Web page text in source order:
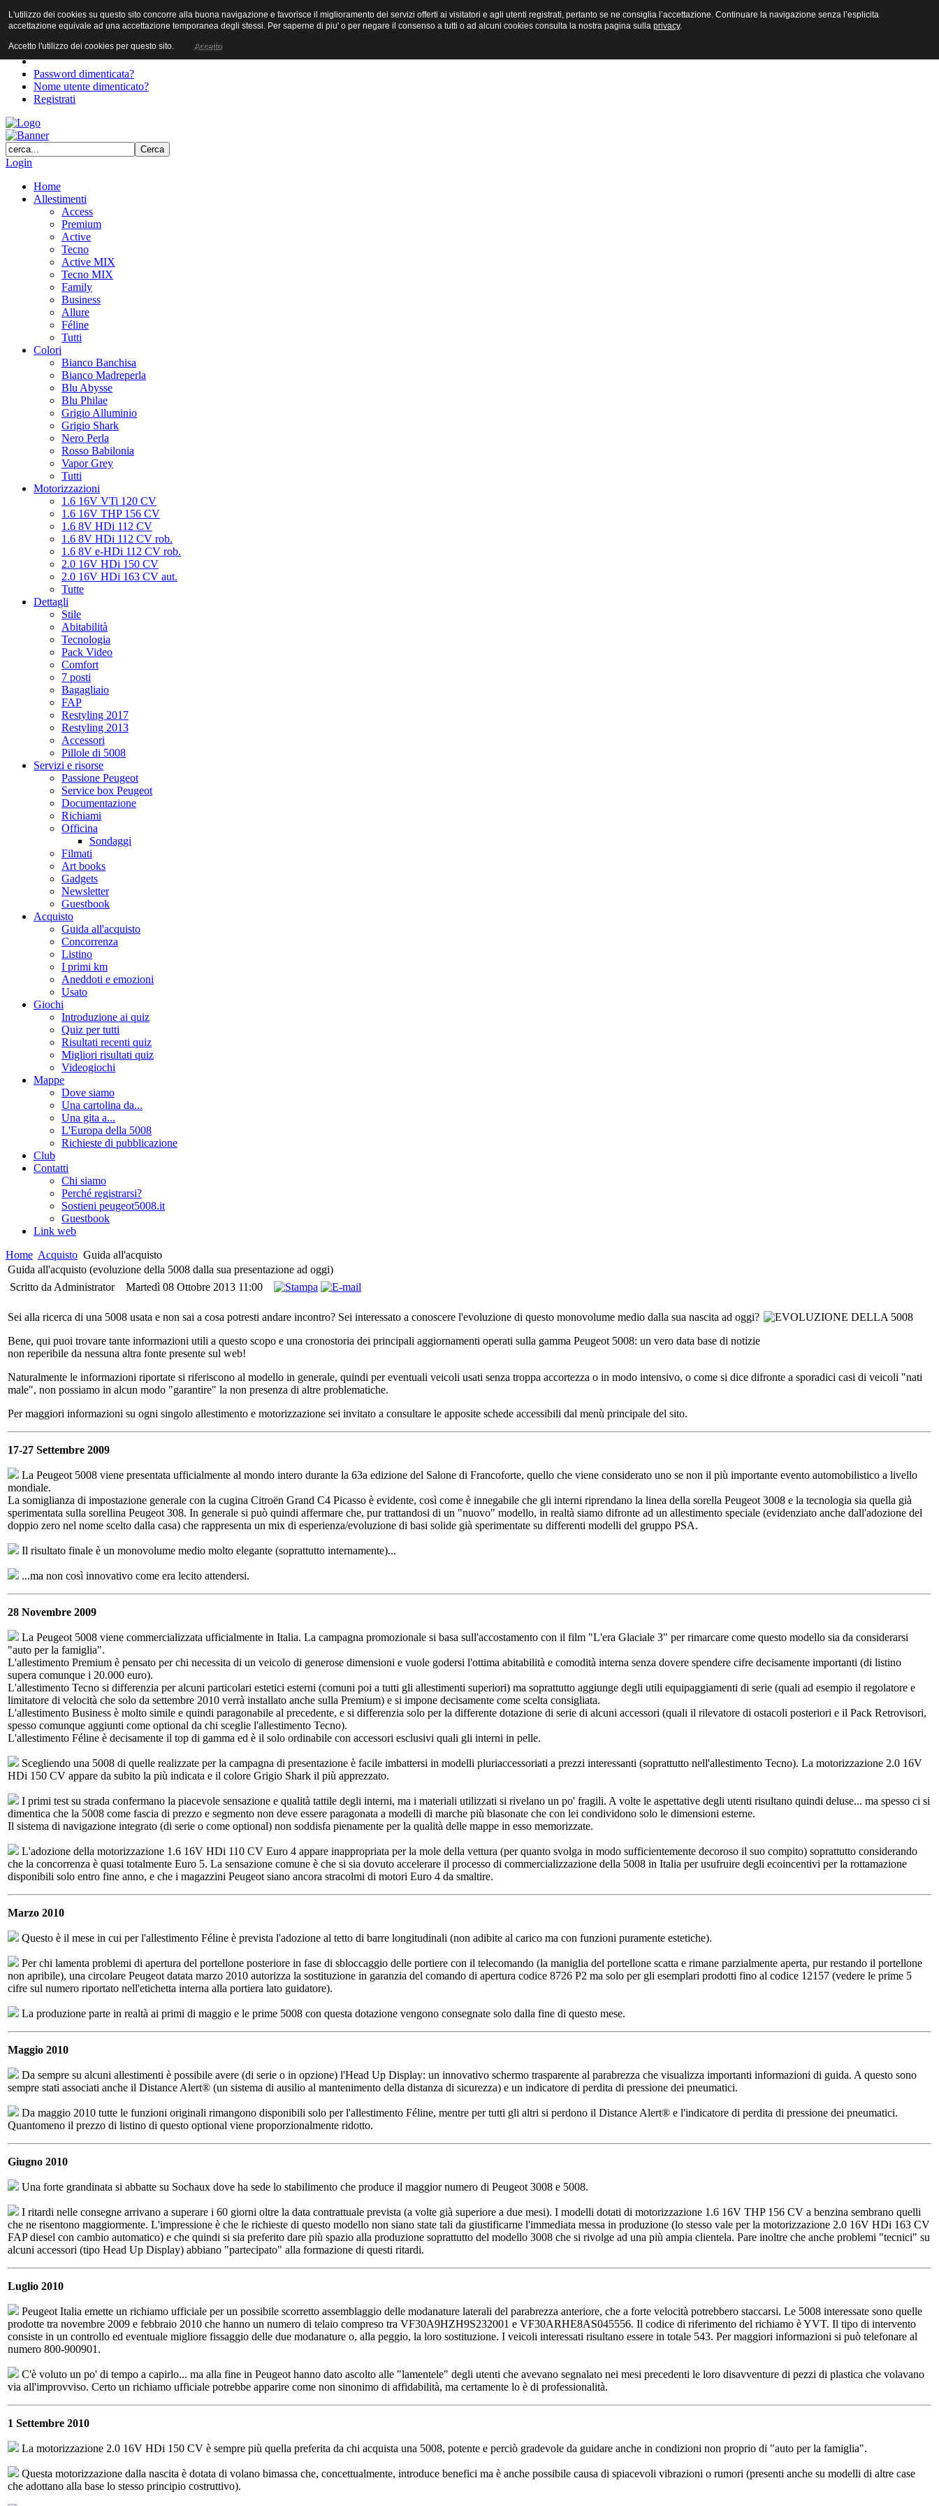
User
Password
Password dimenticata?
Nome utente dimenticato?
Registrati
Login
Home
Allestimenti
Access
Premium
Active
Tecno
Active MIX
Tecno MIX
Family
Business
Allure
Féline
Tutti
Colori
Bianco Banchisa
Bianco Madreperla
Blu Abysse
Blu Philae
Grigio Alluminio
Grigio Shark
Nero Perla
Rosso Babilonia
Vapor Grey
Tutti
Motorizzazioni
1.6 16V VTi 120 CV
1.6 16V THP 156 CV
1.6 8V HDi 112 CV
1.6 8V HDi 112 CV rob.
1.6 8V e-HDi 112 CV rob.
2.0 16V HDi 150 CV
2.0 16V HDi 163 CV aut.
Tutte
Dettagli
Stile
Abitabilità
Tecnologia
Pack Video
Comfort
7 posti
Bagagliaio
FAP
Restyling 2017
Restyling 2013
Accessori
Pillole di 5008
Servizi e risorse
Passione Peugeot
Service box Peugeot
Documentazione
Richiami
Officina
Sondaggi
Filmati
Art books
Gadgets
Newsletter
Guestbook
Acquisto
Guida all'acquisto
Concorrenza
Listino
I primi km
Aneddoti e emozioni
Usato
Giochi
Introduzione ai quiz
Quiz per tutti
Risultati recenti quiz
Migliori risultati quiz
Videogiochi
Mappe
Dove siamo
Una cartolina da...
Una gita a...
L'Europa della 5008
Richieste di pubblicazione
Club
Contatti
Chi siamo
Perché registrarsi?
Sostieni peugeot5008.it
Guestbook
Link web
Home Acquisto Guida all'acquisto
Guida all'acquisto (evoluzione della 5008 dalla sua presentazione ad oggi)
Scritto da Administrator
Martedì 08 Ottobre 2013 11:00
Sei alla ricerca di una 5008 usata e non sai a cosa potresti andare incontro? Sei interessato a conoscere l'evoluzione di questo monovolume medio dalla sua nascita ad oggi?
Bene, qui puoi trovare tante informazioni utili a questo scopo e una cronostoria dei principali aggiornamenti operati sulla gamma Peugeot 5008: un vero data base di notizie
non reperibile da nessuna altra fonte presente sul web!
Naturalmente le informazioni riportate si riferiscono al modello in generale, quindi per eventuali veicoli usati senza troppa accortezza o in modo intensivo, o come si dice difronte a sporadici casi di veicoli "nati
male", non possiamo in alcun modo "garantire" la non presenza di altre problematiche.
Per maggiori informazioni su ogni singolo allestimento e motorizzazione sei invitato a consultare le apposite schede accessibili dal menù principale del sito.
17-27 Settembre 2009
La Peugeot 5008 viene presentata ufficialmente al mondo intero durante la 63a edizione del Salone di Francoforte, quello che viene considerato uno se non il più importante evento automobilistico a livello
mondiale.
La somiglianza di impostazione generale con la cugina Citroën Grand C4 Picasso è evidente, così come è innegabile che gli interni riprendano la linea della sorella Peugeot 3008 e la tecnologia sia quella già
sperimentata sulla sorellina Peugeot 308. In generale si può quindi affermare che, pur trattandosi di un "nuovo" modello, in realtà siamo difronte ad un allestimento speciale (evidenziato anche dall'adozione del
doppio zero nel nome scelto dalla casa) che rappresenta un mix di esperienza/evoluzione di basi solide già sperimentate su differenti modelli del gruppo PSA.
Il risultato finale è un monovolume medio molto elegante (soprattutto internamente)...
...ma non così innovativo come era lecito attendersi.
28 Novembre 2009
La Peugeot 5008 viene commercializzata ufficialmente in Italia. La campagna promozionale si basa sull'accostamento con il film "L'era Glaciale 3" per rimarcare come questo modello sia da considerarsi
"auto per la famiglia".
L'allestimento Premium è pensato per chi necessita di un veicolo di generose dimensioni e vuole godersi l'ottima abitabilità e comodità interna senza dovere spendere cifre decisamente importanti (di listino
supera comunque i 20.000 euro).
L'allestimento Tecno si differenzia per alcuni particolari estetici esterni (comuni poi a tutti gli allestimenti superiori) ma soprattutto aggiunge degli utili equipaggiamenti di serie (quali ad esempio il regolatore e
limitatore di velocità che solo da settembre 2010 verrà installato anche sulla Premium) e si impone decisamente come scelta consigliata.
L'allestimento Business è molto simile e quindi paragonabile al precedente, e si differenzia solo per la differente dotazione di serie di alcuni accessori (quali il rilevatore di ostacoli posteriori e il Pack Retrovisori,
spesso comunque aggiunti come optional da chi sceglie l'allestimento Tecno).
L'allestimento Féline è decisamente il top di gamma ed è il solo ordinabile con accessori esclusivi quali gli interni in pelle.
Scegliendo una 5008 di quelle realizzate per la campagna di presentazione è facile imbattersi in modelli pluriaccessoriati a prezzi interessanti (soprattutto nell'allestimento Tecno). La motorizzazione 2.0 16V
HDi 150 CV appare da subito la più indicata e il colore Grigio Shark il più apprezzato.
I primi test su strada confermano la piacevole sensazione e qualità tattile degli interni, ma i materiali utilizzati si rivelano un po' fragili. A volte le aspettative degli utenti risultano quindi deluse... ma spesso ci si
dimentica che la 5008 come fascia di prezzo e segmento non deve essere paragonata a modelli di marche più blasonate che con lei condividono solo le dimensioni esterne.
Il sistema di navigazione integrato (di serie o come optional) non soddisfa pienamente per la qualità delle mappe in esso memorizzate.
L'adozione della motorizzazione 1.6 16V HDi 110 CV Euro 4 appare inappropriata per la mole della vettura (per quanto svolga in modo sufficientemente decoroso il suo compito) soprattutto considerando
che la concorrenza è quasi totalmente Euro 5. La sensazione comune è che si sia dovuto accelerare il processo di commercializzazione della 5008 in Italia per usufruire degli ecoincentivi per la rottamazione
disponibili solo entro fine anno, e che i magazzini Peugeot siano ancora stracolmi di motori Euro 4 da smaltire.
Marzo 2010
Questo è il mese in cui per l'allestimento Féline è prevista l'adozione al tetto di barre longitudinali (non adibite al carico ma con funzioni puramente estetiche).
Per chi lamenta problemi di apertura del portellone posteriore in fase di sbloccaggio delle portiere con il telecomando (la maniglia del portellone scatta e rimane parzialmente aperta, pur restando il portellone
non apribile), una circolare Peugeot datata marzo 2010 autorizza la sostituzione in garanzia del comando di apertura codice 8726 P2 ma solo per gli esemplari prodotti fino al codice 12157 (vedere le prime 5
cifre sul numero riportato nell'etichetta interna alla portiera lato guidatore).
La produzione parte in realtà ai primi di maggio e le prime 5008 con questa dotazione vengono consegnate solo dalla fine di questo mese.
Maggio 2010
Da sempre su alcuni allestimenti è possibile avere (di serie o in opzione) l'Head Up Display: un innovativo schermo trasparente al parabrezza che visualizza importanti informazioni di guida. A questo sono
sempre stati associati anche il Distance Alert® (un sistema di ausilio al mantenimento della distanza di sicurezza) e un indicatore di perdita di pressione dei pneumatici.
Da maggio 2010 tutte le funzioni originali rimangono disponibili solo per l'allestimento Féline, mentre per tutti gli altri si perdono il Distance Alert® e l'indicatore di perdita di pressione dei pneumatici.
Quantomeno il prezzo di listino di questo optional viene proporzionalmente ridotto.
Giugno 2010
Una forte grandinata si abbatte su Sochaux dove ha sede lo stabilimento che produce il maggior numero di Peugeot 3008 e 5008.
I ritardi nelle consegne arrivano a superare i 60 giorni oltre la data contrattuale prevista (a volte già superiore a due mesi). I modelli dotati di motorizzazione 1.6 16V THP 156 CV a benzina sembrano quelli
che ne risentono maggiormente. L'impressione è che le richieste di questo modello non siano state tali da giustificarne l'immediata messa in produzione (lo stesso vale per la motorizzazione 2.0 16V HDi 163 CV
FAP diesel con cambio automatico) e che quindi si sia preferito dare più spazio alla produzione soprattutto del modello 3008 che si rivolge ad una più ampia clientela. Pare inoltre che anche problemi "tecnici" su
alcuni accessori (tipo Head Up Display) abbiano "partecipato" alla formazione di questi ritardi.
Luglio 2010
Peugeot Italia emette un richiamo ufficiale per un possibile scorretto assemblaggio delle modanature laterali del parabrezza anteriore, che a forte velocità potrebbero staccarsi. Le 5008 interessate sono quelle
prodotte tra novembre 2009 e febbraio 2010 che hanno un numero di telaio compreso tra VF30A9HZH9S232001 e VF30ARHE8AS045556. Il codice di riferimento del richiamo è YVT. Il tipo di intervento
consiste in un controllo ed eventuale migliore fissaggio delle due modanature o, alla peggio, la loro sostituzione. I veicoli interessati risultano essere in totale 543. Per maggiori informazioni si può telefonare al
numero 800-900901.
C'è voluto un po' di tempo a capirlo... ma alla fine in Peugeot hanno dato ascolto alle "lamentele" degli utenti che avevano segnalato nei mesi precedenti le loro disavventure di pezzi di plastica che volavano
via all'improvviso. Certo un richiamo ufficiale potrebbe apparire come non sinonimo di affidabilità, ma certamente lo è di professionalità.
1 Settembre 2010
La motorizzazione 2.0 16V HDi 150 CV è sempre più quella preferita da chi acquista una 5008, potente e perciò gradevole da guidare anche in condizioni non proprio di "auto per la famiglia".
Questa motorizzazione dalla nascita è dotata di volano bimassa che, concettualmente, introduce benefici ma è anche possibile causa di spiacevoli vibrazioni o rumori (presenti anche su modelli di altre case
che adottano alla base lo stesso principio costruttivo).
L'utilizzo dei cookies su questo sito concorre alla buona navigazione e favorisce il miglioramento dei servizi offerti ai visitatori e agli utenti registrati, pertanto se ne consiglia l’accettazione. Continuare la navigazione senza l’esplicita
accettazione equivale ad una accettazione temporanea degli stessi. Per saperne di piu' o per negare il consenso a tutti o ad alcuni cookies consulta la nostra pagina sulla privacy.
Accetto l'utilizzo dei cookies per questo sito. Accetto